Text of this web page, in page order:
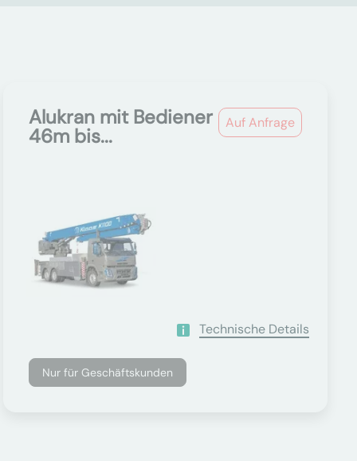
Auf Anfrage
Alukran mit Bediener
46m bis...
Technische Details
Nur für Geschäftskunden